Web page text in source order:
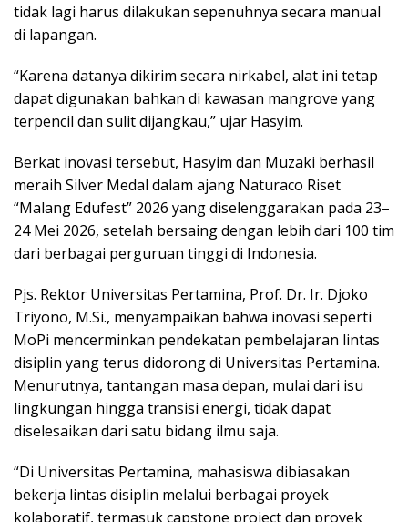
tidak lagi harus dilakukan sepenuhnya secara manual
di lapangan.
“Karena datanya dikirim secara nirkabel, alat ini tetap
dapat digunakan bahkan di kawasan mangrove yang
terpencil dan sulit dijangkau,” ujar Hasyim.
Berkat inovasi tersebut, Hasyim dan Muzaki berhasil
meraih Silver Medal dalam ajang Naturaco Riset
“Malang Edufest” 2026 yang diselenggarakan pada 23–
24 Mei 2026, setelah bersaing dengan lebih dari 100 tim
dari berbagai perguruan tinggi di Indonesia.
Pjs. Rektor Universitas Pertamina, Prof. Dr. Ir. Djoko
Triyono, M.Si., menyampaikan bahwa inovasi seperti
MoPi mencerminkan pendekatan pembelajaran lintas
disiplin yang terus didorong di Universitas Pertamina.
Menurutnya, tantangan masa depan, mulai dari isu
lingkungan hingga transisi energi, tidak dapat
diselesaikan dari satu bidang ilmu saja.
“Di Universitas Pertamina, mahasiswa dibiasakan
bekerja lintas disiplin melalui berbagai proyek
kolaboratif, termasuk capstone project dan proyek